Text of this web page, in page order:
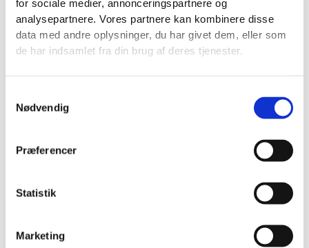
for sociale medier, annonceringspartnere og
analysepartnere. Vores partnere kan kombinere disse
data med andre oplysninger, du har givet dem, eller som
de har indsamlet fra din brug af deres tjenester.
Nødvendig
Præferencer
Statistik
Marketing
Tilberedning: 25 min.